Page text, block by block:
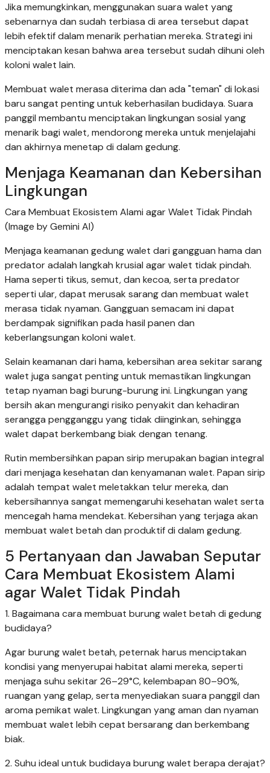
Jika memungkinkan, menggunakan suara walet yang
sebenarnya dan sudah terbiasa di area tersebut dapat
lebih efektif dalam menarik perhatian mereka. Strategi ini
menciptakan kesan bahwa area tersebut sudah dihuni oleh
koloni walet lain.
Membuat walet merasa diterima dan ada "teman" di lokasi
baru sangat penting untuk keberhasilan budidaya. Suara
panggil membantu menciptakan lingkungan sosial yang
menarik bagi walet, mendorong mereka untuk menjelajahi
dan akhirnya menetap di dalam gedung.
Menjaga Keamanan dan Kebersihan
Lingkungan
Cara Membuat Ekosistem Alami agar Walet Tidak Pindah
(Image by Gemini AI)
Menjaga keamanan gedung walet dari gangguan hama dan
predator adalah langkah krusial agar walet tidak pindah.
Hama seperti tikus, semut, dan kecoa, serta predator
seperti ular, dapat merusak sarang dan membuat walet
merasa tidak nyaman. Gangguan semacam ini dapat
berdampak signifikan pada hasil panen dan
keberlangsungan koloni walet.
Selain keamanan dari hama, kebersihan area sekitar sarang
walet juga sangat penting untuk memastikan lingkungan
tetap nyaman bagi burung-burung ini. Lingkungan yang
bersih akan mengurangi risiko penyakit dan kehadiran
serangga pengganggu yang tidak diinginkan, sehingga
walet dapat berkembang biak dengan tenang.
Rutin membersihkan papan sirip merupakan bagian integral
dari menjaga kesehatan dan kenyamanan walet. Papan sirip
adalah tempat walet meletakkan telur mereka, dan
kebersihannya sangat memengaruhi kesehatan walet serta
mencegah hama mendekat. Kebersihan yang terjaga akan
membuat walet betah dan produktif di dalam gedung.
5 Pertanyaan dan Jawaban Seputar
Cara Membuat Ekosistem Alami
agar Walet Tidak Pindah
1. Bagaimana cara membuat burung walet betah di gedung
budidaya?
Agar burung walet betah, peternak harus menciptakan
kondisi yang menyerupai habitat alami mereka, seperti
menjaga suhu sekitar 26–29°C, kelembapan 80–90%,
ruangan yang gelap, serta menyediakan suara panggil dan
aroma pemikat walet. Lingkungan yang aman dan nyaman
membuat walet lebih cepat bersarang dan berkembang
biak.
2. Suhu ideal untuk budidaya burung walet berapa derajat?